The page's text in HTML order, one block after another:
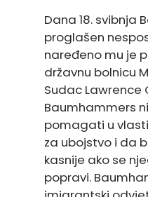
Dana 18. svibnja
proglašen
naređeno mu je
državnu bolnicu
Sudac Lawrence
Baumhammers
pomagati u
za ubojstvo i da
kasnije ako se
popravi.